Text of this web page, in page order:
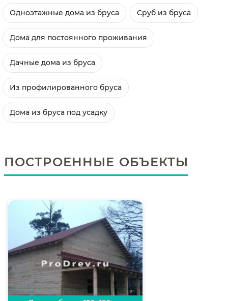
Одноэтажные дома из бруса Сруб из бруса
Дома для постоянного проживания
Дачные дома из бруса
Из профилированного бруса
Дома из бруса под усадку
ПОСТРОЕННЫЕ ОБЪЕКТЫ